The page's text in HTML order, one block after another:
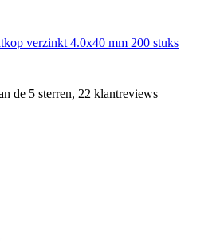
verzinkt 4.0x40 mm 200 stuks
de 5 sterren, 22 klantreviews